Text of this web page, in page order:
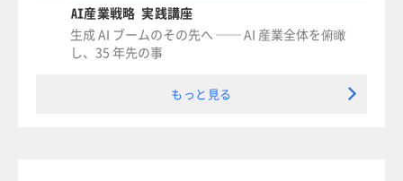
AI産業戦略 実践講座
生成 AI ブームのその先へ ── AI 産業全体を俯瞰
し、35 年先の事
もっと見る